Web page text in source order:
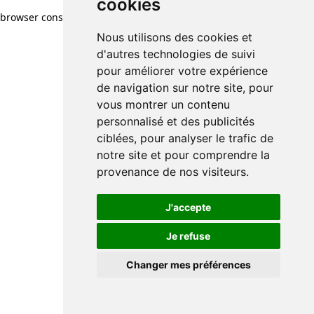
cookies
Nous utilisons des cookies et
d'autres technologies de suivi
pour améliorer votre expérience
de navigation sur notre site, pour
vous montrer un contenu
personnalisé et des publicités
ciblées, pour analyser le trafic de
notre site et pour comprendre la
provenance de nos visiteurs.
J'accepte
Je refuse
Changer mes préférences
browser console for more information)